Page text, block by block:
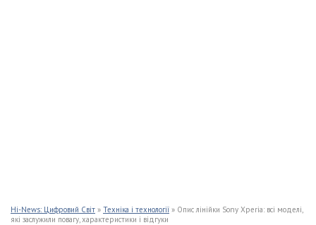
Hi-News: Цифровий Світ » Техніка і технології » Опис лінійки Sony Xperia: всі моделі,
які заслужили повагу, характеристики і відгуки